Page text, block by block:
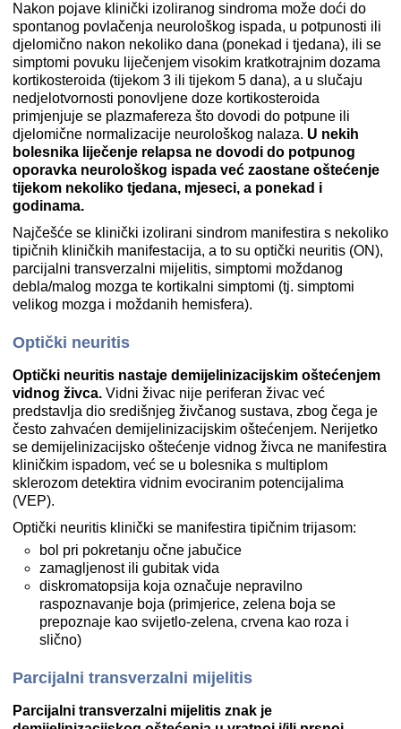
Nakon pojave klinički izoliranog sindroma može doći do
spontanog povlačenja neurološkog ispada, u potpunosti ili
djelomično nakon nekoliko dana (ponekad i tjedana), ili se
simptomi povuku liječenjem visokim kratkotrajnim dozama
kortikosteroida (tijekom 3 ili tijekom 5 dana), a u slučaju
nedjelotvornosti ponovljene doze kortikosteroida
primjenjuje se plazmafereza što dovodi do potpune ili
djelomične normalizacije neurološkog nalaza. U nekih
bolesnika liječenje relapsa ne dovodi do potpunog
oporavka neurološkog ispada već zaostane oštećenje
tijekom nekoliko tjedana, mjeseci, a ponekad i
godinama.
Najčešće se klinički izolirani sindrom manifestira s nekoliko
tipičnih kliničkih manifestacija, a to su optički neuritis (ON),
parcijalni transverzalni mijelitis, simptomi moždanog
debla/malog mozga te kortikalni simptomi (tj. simptomi
velikog mozga i moždanih hemisfera).
Optički neuritis
Optički neuritis nastaje demijelinizacijskim oštećenjem
vidnog živca. Vidni živac nije periferan živac već
predstavlja dio središnjeg živčanog sustava, zbog čega je
često zahvaćen demijelinizacijskim oštećenjem. Nerijetko
se demijelinizacijsko oštećenje vidnog živca ne manifestira
kliničkim ispadom, već se u bolesnika s multiplom
sklerozom detektira vidnim evociranim potencijalima
(VEP).
Optički neuritis klinički se manifestira tipičnim trijasom:
bol pri pokretanju očne jabučice
zamagljenost ili gubitak vida
diskromatopsija koja označuje nepravilno
raspoznavanje boja (primjerice, zelena boja se
prepoznaje kao svijetlo-zelena, crvena kao roza i
slično)
Parcijalni transverzalni mijelitis
Parcijalni transverzalni mijelitis znak je